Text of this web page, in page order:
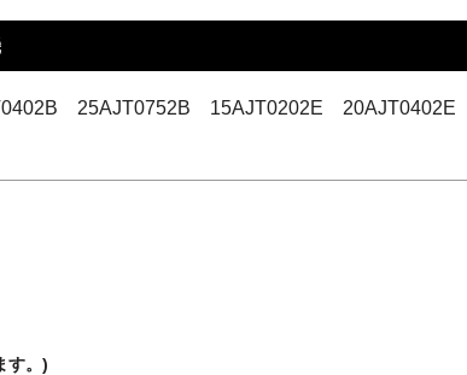
25AJT0752B 15AJT0202E 20AJT0402E
す。)